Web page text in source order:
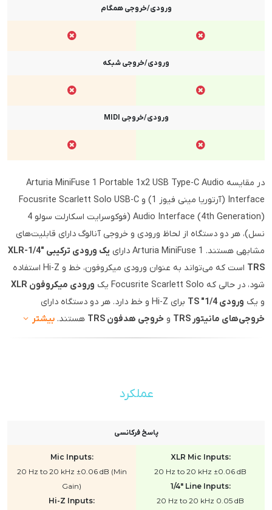
ورودی/خروجی همگام
ورودی/خروجی شبکه
ورودی/خروجی MIDI
در مقایسه Arturia MiniFuse 1 Portable 1x2 USB Type-C Audio
Interface (آرتوریا مینی فیوز 1) و Focusrite Scarlett Solo USB-C
Audio Interface (4th Generation) (فوکوسرایت اسکارلت سولو 4
نسل)، هر دو دستگاه از لحاظ ورودی و خروجی آنالوگ دارای قابلیت‌های
مشابهی هستند. Arturia MiniFuse 1 دارای
یک ورودی ترکیبی XLR-1/4"
TRS
است که می‌تواند به عنوان ورودی میکروفون، خط و Hi-Z استفاده
شود، در حالی که Focusrite Scarlett Solo یک
ورودی میکروفون XLR
و یک ورودی 1/4" TS
برای Hi-Z و خط دارد. هر دو دستگاه دارای
خروجی‌های مانیتور TRS
و خروجی هدفون TRS هستند. بیشتر
عملکرد
پاسخ فرکانسی
XLR Mic Inputs:
20 Hz to 20 kHz ±0.06 dB
1/4" Line Inputs:
20 Hz to 20 kHz 0.05 dB
Mic Inputs:
20 Hz to 20 kHz ±0.06 dB (Min
Gain)
Hi-Z Inputs: